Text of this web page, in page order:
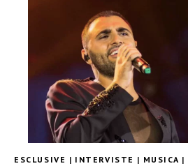
ESCLUSIVE | INTERVISTE | MUSICA |